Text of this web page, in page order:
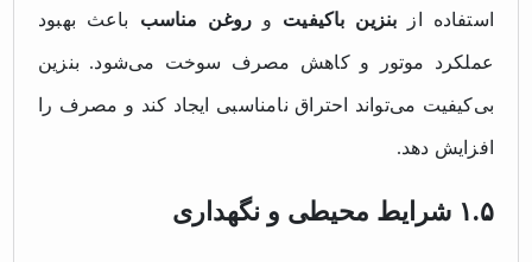
استفاده از بنزین باکیفیت و روغن مناسب باعث بهبود
عملکرد موتور و کاهش مصرف سوخت می‌شود. بنزین
بی‌کیفیت می‌تواند احتراق نامناسبی ایجاد کند و مصرف را
افزایش دهد.
۱.۵ شرایط محیطی و نگهداری